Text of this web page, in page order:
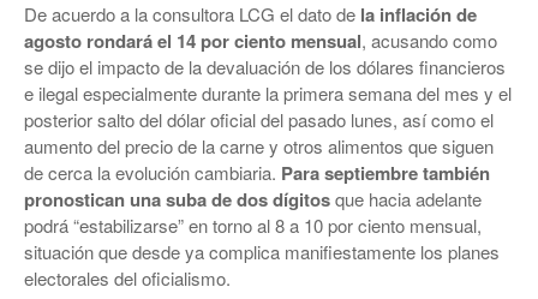
De acuerdo a la consultora LCG el dato de la inflación de
agosto rondará el 14 por ciento mensual, acusando como
se dijo el impacto de la devaluación de los dólares financieros
e ilegal especialmente durante la primera semana del mes y el
posterior salto del dólar oficial del pasado lunes, así como el
aumento del precio de la carne y otros alimentos que siguen
de cerca la evolución cambiaria. Para septiembre también
pronostican una suba de dos dígitosque hacia adelante
podrá “estabilizarse” en torno al 8 a 10 por ciento mensual,
situación que desde ya complica manifiestamente los planes
electorales del oficialismo.